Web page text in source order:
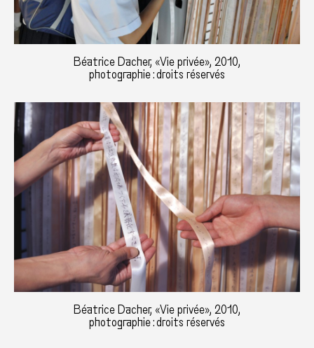
Béatrice Dacher, «Vie privée», 2010,
photographie : droits réservés
Béatrice Dacher, «Vie privée», 2010,
photographie : droits réservés